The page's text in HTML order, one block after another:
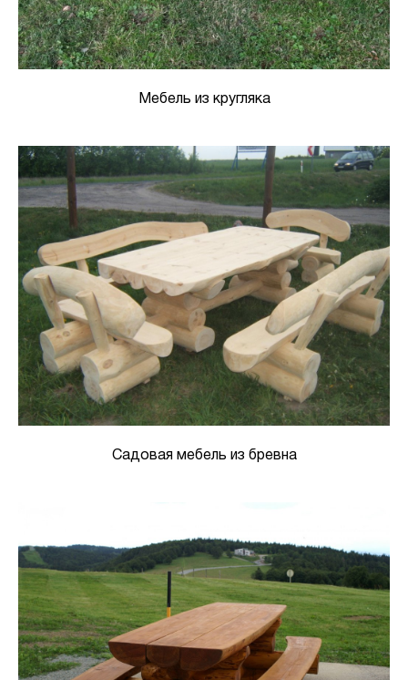
Мебель из кругляка
Садовая мебель из бревна